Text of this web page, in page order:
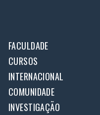
FACULDADE
CURSOS
INTERNACIONAL
COMUNIDADE
INVESTIGAÇÃO